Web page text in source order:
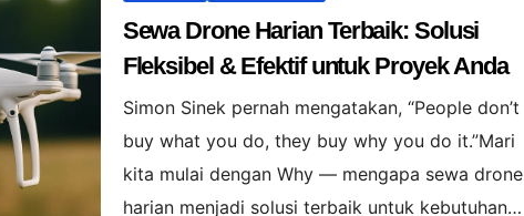
Sewa Drone Harian Terbaik: Solusi
Fleksibel & Efektif untuk Proyek Anda
Simon Sinek pernah mengatakan, “People don’t
buy what you do, they buy why you do it.”Mari
kita mulai dengan Why — mengapa sewa drone
harian menjadi solusi terbaik untuk kebutuhan…